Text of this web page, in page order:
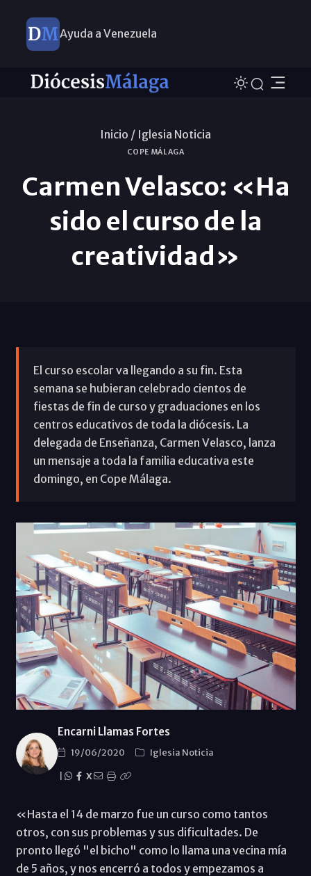
Ayuda a Venezuela
Inicio / Iglesia Noticia
COPE MÁLAGA
Carmen Velasco: «Ha
sido el curso de la
creatividad»
El curso escolar va llegando a su fin. Esta
semana se hubieran celebrado cientos de
fiestas de fin de curso y graduaciones en los
centros educativos de toda la diócesis. La
delegada de Enseñanza, Carmen Velasco, lanza
un mensaje a toda la familia educativa este
domingo, en Cope Málaga.
Encarni Llamas Fortes
19/06/2020
Iglesia Noticia
X
«Hasta el 14 de marzo fue un curso como tantos
otros, con sus problemas y sus dificultades. De
pronto llegó "el bicho" como lo llama una vecina mía
de 5 años, y nos encerró a todos y empezamos a